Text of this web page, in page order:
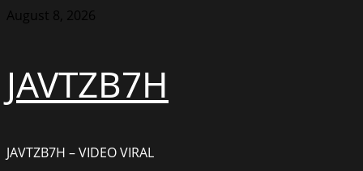
Skip
August 8, 2026
JAVTZB7H
JAVTZB7H – VIDEO VIRAL